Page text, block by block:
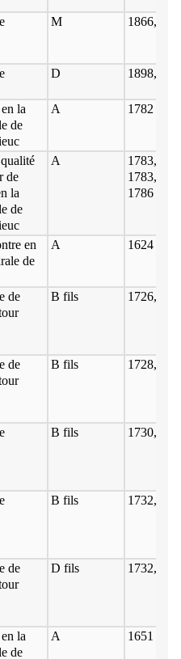
M 1866, 18
D 1898, † 4
la
de
A 1782
de
la
de
A
1783, 5
1783,
1786
en
de
A 1624
de
B fils 1726, 6
de
B fils 1728, 1
B fils 1730, 3
B fils 1732, 3
de
D fils 1732, 4
la
de
A 1651